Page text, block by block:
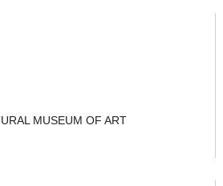
MUSEUM OF ART